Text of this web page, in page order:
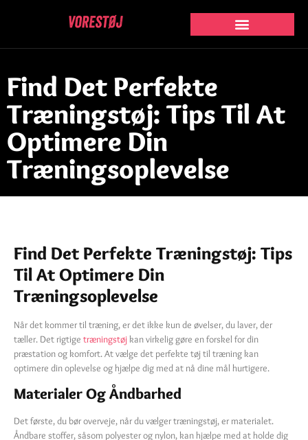
Find Det Perfekte
Træningstøj: Tips Til At
Optimere Din
Træningsoplevelse
Find Det Perfekte Træningstøj: Tips
Til At Optimere Din
Træningsoplevelse
Når det kommer til træning, er det ikke kun de øvelser, du laver, der
tæller. Det rigtige træningstøj kan virkelig gøre en forskel for din
præstation og komfort. At vælge det perfekte tøj til træning kan
optimere din oplevelse og hjælpe dig med at nå dine mål hurtigere.
Materialer Og Åndbarhed
Det første, du bør overveje, når du vælger træningstøj, er materialet.
Åndbare stoffer, såsom polyester og nylon, kan hjælpe med at holde dig